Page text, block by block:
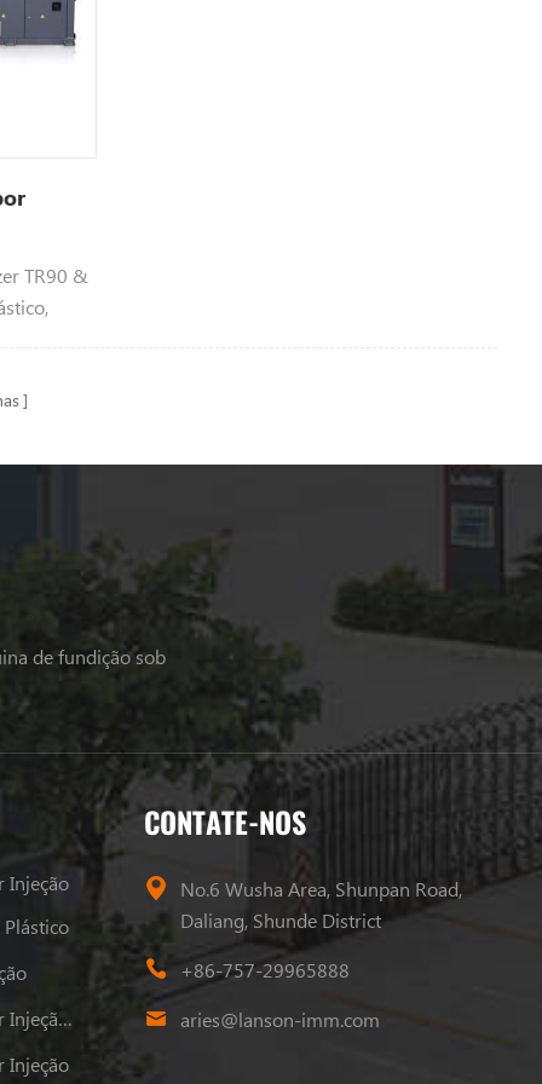
TR90 &
de fundição sob
Injeção
Máquina De Moldagem Por Injeção De Plástico
Injeção
CONTATE-NOS
No.6 Wusha Area, Shunpan Road,
Daliang, Shunde District
+86-757-29965888
aries@lanson-imm.com